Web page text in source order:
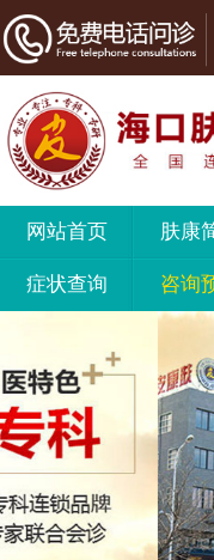
网站首页 肤康
症状查询 咨询